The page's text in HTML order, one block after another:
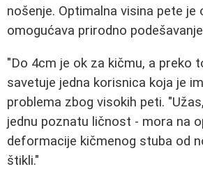
nošenje. Optimalna visina pete je
omogućava prirodno
"Do 4cm je ok za kičmu, a preko
savetuje jedna korisnica koja je
problema zbog visokih peti.
jednu poznatu ličnost - mora na
deformacije kičmenog stuba od
štikli."